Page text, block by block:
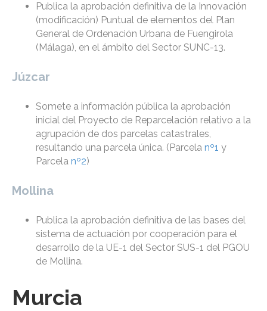
Publica la aprobación definitiva de la Innovación
(modificación) Puntual de elementos del Plan
General de Ordenación Urbana de Fuengirola
(Málaga), en el ámbito del Sector SUNC-13.
Júzcar
Somete a información pública la aprobación
inicial del Proyecto de Reparcelación relativo a la
agrupación de dos parcelas catastrales,
resultando una parcela única. (Parcela nº1 y
Parcela nº2)
Mollina
Publica la aprobación definitiva de las bases del
sistema de actuación por cooperación para el
desarrollo de la UE-1 del Sector SUS-1 del PGOU
de Mollina.
Murcia